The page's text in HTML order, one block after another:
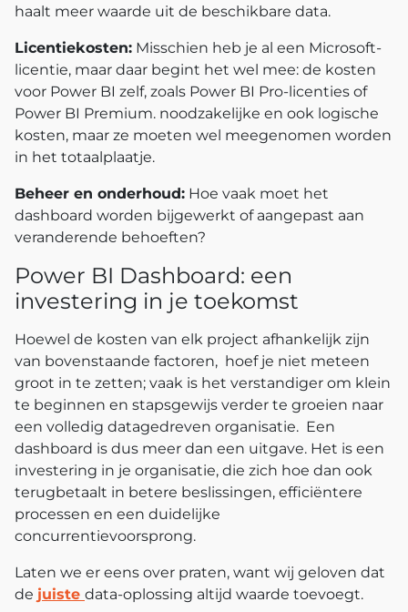
haalt meer waarde uit de beschikbare data.
Licentiekosten: Misschien heb je al een Microsoft-
licentie, maar daar begint het wel mee: de kosten
voor Power BI zelf, zoals Power BI Pro-licenties of
Power BI Premium. noodzakelijke en ook logische
kosten, maar ze moeten wel meegenomen worden
in het totaalplaatje.
Beheer en onderhoud: Hoe vaak moet het
dashboard worden bijgewerkt of aangepast aan
veranderende behoeften?
Power BI Dashboard: een
investering in je toekomst
Hoewel de kosten van elk project afhankelijk zijn
van bovenstaande factoren, hoef je niet meteen
groot in te zetten; vaak is het verstandiger om klein
te beginnen en stapsgewijs verder te groeien naar
een volledig datagedreven organisatie. Een
dashboard is dus meer dan een uitgave. Het is een
investering in je organisatie, die zich hoe dan ook
terugbetaalt in betere beslissingen, efficiëntere
processen en een duidelijke
concurrentievoorsprong.
Laten we er eens over praten, want wij geloven dat
de juiste data-oplossing altijd waarde toevoegt.